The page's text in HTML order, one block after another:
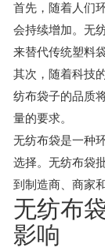
首先，随着人们
会持续增加。无
来替代传统塑料
其次，随着科技
纺布袋子的品质
量的要求。
无纺布袋是一种
选择。无纺布袋
到制造商、商家
无纺布
影响